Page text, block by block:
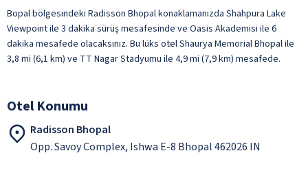
Bopal bölgesindeki Radisson Bhopal konaklamanızda Shahpura Lake
Viewpoint ile 3 dakika sürüş mesafesinde ve Oasis Akademisi ile 6
dakika mesafede olacaksınız. Bu lüks otel Shaurya Memorial Bhopal ile
3,8 mi (6,1 km) ve TT Nagar Stadyumu ile 4,9 mi (7,9 km) mesafede.
Otel Konumu
Radisson Bhopal
Opp. Savoy Complex, Ishwa E-8 Bhopal 462026 IN